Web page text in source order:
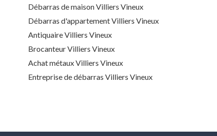
Débarras de maison Villiers Vineux
Débarras d'appartement Villiers Vineux
Antiquaire Villiers Vineux
Brocanteur Villiers Vineux
Achat métaux Villiers Vineux
Entreprise de débarras Villiers Vineux